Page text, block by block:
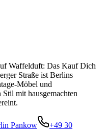
Waffelduft: Das Kauf Dich
Straße ist Berlins
Möbel und
mit hausgemachten
Pankow
+49 30